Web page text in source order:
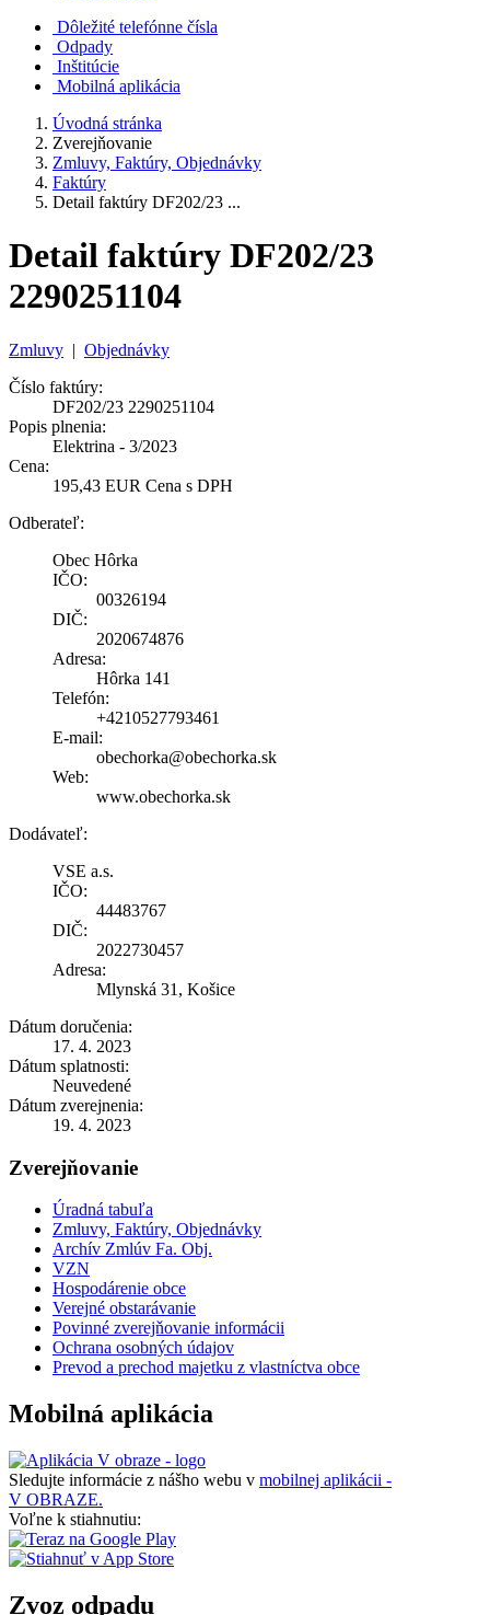
Dôležité telefónne čísla
Odpady
Inštitúcie
Mobilná aplikácia
Úvodná stránka
Zverejňovanie
Zmluvy, Faktúry, Objednávky
Faktúry
Detail faktúry DF202/23 ...
Detail faktúry DF202/23
2290251104
Zmluvy | Objednávky
Číslo faktúry:
DF202/23 2290251104
Popis plnenia:
Elektrina - 3/2023
Cena:
195,43 EUR Cena s DPH
Odberateľ:
Obec Hôrka
IČO:
00326194
DIČ:
2020674876
Adresa:
Hôrka 141
Telefón:
+4210527793461
E-mail:
obechorka@obechorka.sk
Web:
www.obechorka.sk
Dodávateľ:
VSE a.s.
IČO:
44483767
DIČ:
2022730457
Adresa:
Mlynská 31, Košice
Dátum doručenia:
17. 4. 2023
Dátum splatnosti:
Neuvedené
Dátum zverejnenia:
19. 4. 2023
Zverejňovanie
Úradná tabuľa
Zmluvy, Faktúry, Objednávky
Archív Zmlúv Fa. Obj.
VZN
Hospodárenie obce
Verejné obstarávanie
Povinné zverejňovanie informácii
Ochrana osobných údajov
Prevod a prechod majetku z vlastníctva obce
Mobilná aplikácia
Sledujte informácie z nášho webu v mobilnej aplikácii -
V OBRAZE.
Voľne k stiahnutiu:
Zvoz odpadu